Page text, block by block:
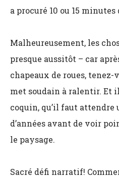
a procuré 10 ou 15 minutes
Malheureusement, les
presque aussitôt – car
chapeaux de roues, tenez-
met soudain à ralentir. Et
coquin, qu’il faut
d’années avant de voir
le paysage.
Sacré défi narratif!